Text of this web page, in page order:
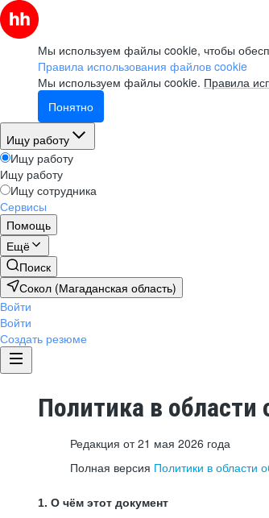
Мы используем файлы cookie, чтобы
Правила использования файлов cookie
Мы используем файлы cookie. Правила
Понятно
Ищу работу
Ищу работу
Ищу работу
Ищу сотрудника
Сервисы
Помощь
Ещё
Поиск
Сокол (Магаданская область)
Войти
Войти
Создать резюме
Политика в
Редакция от 21 мая 2026 года
Полная версия Политики в области
1. О чём этот документ